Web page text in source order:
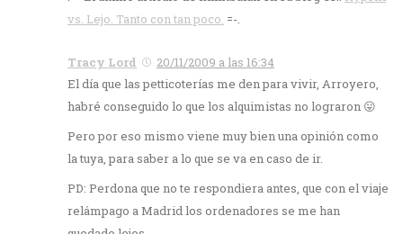
vs. Lejo. Tanto con tan poco. =-.
Tracy Lord
20/11/2009 a las 16:34
El día que las petticoterías me den para vivir, Arroyero,
habré conseguido lo que los alquimistas no lograron 😛
Pero por eso mismo viene muy bien una opinión como
la tuya, para saber a lo que se va en caso de ir.
PD: Perdona que no te respondiera antes, que con el viaje
relámpago a Madrid los ordenadores se me han